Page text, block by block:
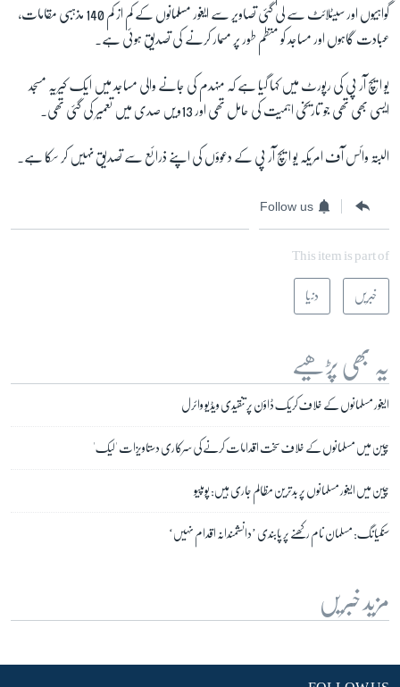
گواہیوں اور سیٹلائٹ سے لی گئی تصاویر سے ایغور مسلمانوں کے کم از کم 140 مذہبی مقامات،
عبادت گاہوں اور مساجد کو منظم طور پر مسمار کرنے کی تصدیق ہوئی ہے۔
یو ایچ آر پی کی رپورٹ میں کہا گیا ہے کہ منہدم کی جانے والی مساجد میں ایک کیریہ مسجد
ایسی بھی تھی جو تاریخی اہمیت کی حامل تھی اور 13ویں صدی میں تعمیر کی گئی تھی۔
البتہ وائس آف امریکہ یو ایچ آر پی کے دعوؤں کی اپنے ذرائع سے تصدیق نہیں کر سکا ہے۔
Follow us
This item is part of
خبریں دنیا
یہ بھی پڑھیے
ایغور مسلمانوں کے خلاف کریک ڈاؤن پر تنقیدی ویڈیو وائرل
چین میں مسلمانوں کے خلاف سخت اقدامات کرنے کی سرکاری دستاویزات 'لیک'
چین میں ایغور مسلمانوں پر بدترین مظالم جاری ہیں: پومپیو
سنکیانگ: مسلمان نام رکھنے پر پابندی ’دانشمندانہ اقدام نہیں‘
مزید خبریں